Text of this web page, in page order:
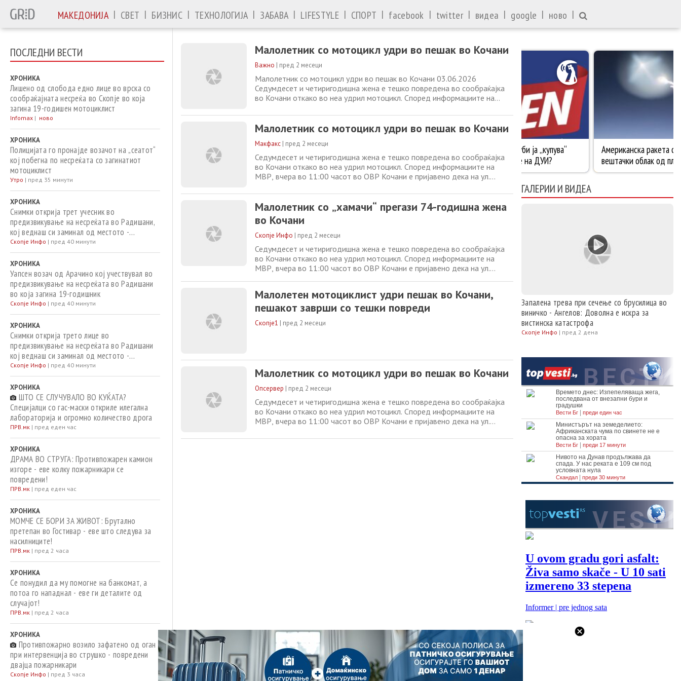
МАКЕДОНИЈА | СВЕТ | БИЗНИС | ТЕХНОЛОГИЈА | ЗАБАВА | LIFESTYLE | СПОРТ | facebook | twitter | видеа | google | ново |
ПОСЛЕДНИ ВЕСТИ
ХРОНИКА
Лишено од слобода едно лице во врска со
сообраќајната несреќа во Скопје во која
загина 19-годишен мотоциклист
Infomax | ново
ХРОНИКА
Полицијата го пронајде возачот на „сеатот“
кој побегна по несреќата со загинатиот
мотоциклист
Утро | пред 35 минути
ХРОНИКА
Снимки открија трет учесник во
предизвикување на несреќата во Радишани,
кој веднаш си заминал од местото -
полицијата го уапсила во Арачиново
Скопје Инфо | пред 40 минути
ХРОНИКА
Уапсен возач од Арачино кој учествувал во
предизвикување на несреќата во Радишани
во која загина 19-годишник
Скопје Инфо | пред 40 минути
ХРОНИКА
Снимки открија трето лице во
предизвикување на несреќата во Радишани
кој веднаш си заминал од местото -
полицијата го уапсила
Скопје Инфо | пред 40 минути
ХРОНИКА
ШТО СЕ СЛУЧУВАЛО ВО КУЌАТА?
Специјалци со гас-маски откриле илегална
лабораторија и огромно количество дрога
ПРВ.мк | пред еден час
ХРОНИКА
ДРАМА ВО СТРУГА: Противпожарен камион
изгоре - еве колку пожарникари се
повредени!
ПРВ.мк | пред еден час
ХРОНИКА
МОМЧЕ СЕ БОРИ ЗА ЖИВОТ: Брутално
претепан во Гостивар - еве што следува за
насилниците!
ПРВ.мк | пред 2 часа
ХРОНИКА
Се понудил да му помогне на банкомат, а
потоа го нападнал - еве ги деталите од
случајот!
ПРВ.мк | пред 2 часа
ХРОНИКА
Противпожарно возило зафатено од оган
при интервенција во струшко - повредени
двајца пожарникари
Скопје Инфо | пред 3 часа
Малолетник со мотоцикл удри во пешак во Кочани
Важно | пред 2 месеци
Малолетник со мотоцикл удри во пешак во Кочани 03.06.2026
Седумдесет и четиригодишна жена е тешко повредена во сообраќајка
во Кочани откако во неа удрил мотоцикл. Според информациите на
„Тодосија Паунов“ во Кочани, мотоцикл „хамачи“ со кочански
регистарски ознаки, управуван од 16-годишник
Малолетник со мотоцикл удри во пешак во Кочани
Макфакс | пред 2 месеци
Седумдесет и четиригодишна жена е тешко повредена во сообраќајка
во Кочани откако во неа удрил мотоцикл. Според информациите на
МВР, вчера во 11:00 часот во ОВР Кочани е пријавено дека на ул.
регистарски ознаки, управуван од 16-годишник од с.Грдовци, кочанско,
удрил во 74-годишната П.Л. од Кочани
Малолетник со „хамачи“ прегази 74-годишна жена
во Кочани
Скопје Инфо | пред 2 месеци
Седумдесет и четиригодишна жена е тешко повредена во сообраќајка
во Кочани откако во неа удрил мотоцикл. Според информациите на
МВР, вчера во 11:00 часот во ОВР Кочани е пријавено дека на ул.
удрил во 74-годишната П.Л. од Кочани
Малолетен мотоциклист удри пешак во Кочани,
пешакот заврши со тешки повреди
Скопје1 | пред 2 месеци
Малолетник со мотоцикл удри во пешак во Кочани
Опсервер | пред 2 месеци
Седумдесет и четиригодишна жена е тешко повредена во сообраќајка
во Кочани откако во неа удрил мотоцикл. Според информациите на
МВР, вчера во 11:00 часот во ОВР Кочани е пријавено дека на ул.
регистарски ознаки, управуван од 16-годишник од с.Грдовци, кочанско,
ГАЛЕРИИ И ВИДЕА
Запалена трева при сечење со брусилица во
виничко - Ангелов: Доволна е искра за
вистинска катастрофа
Скопје Инфо | пред 2 дена
Извори Контакт | Маркетинг
Copyright © 2010 - 2018 GRID.MK